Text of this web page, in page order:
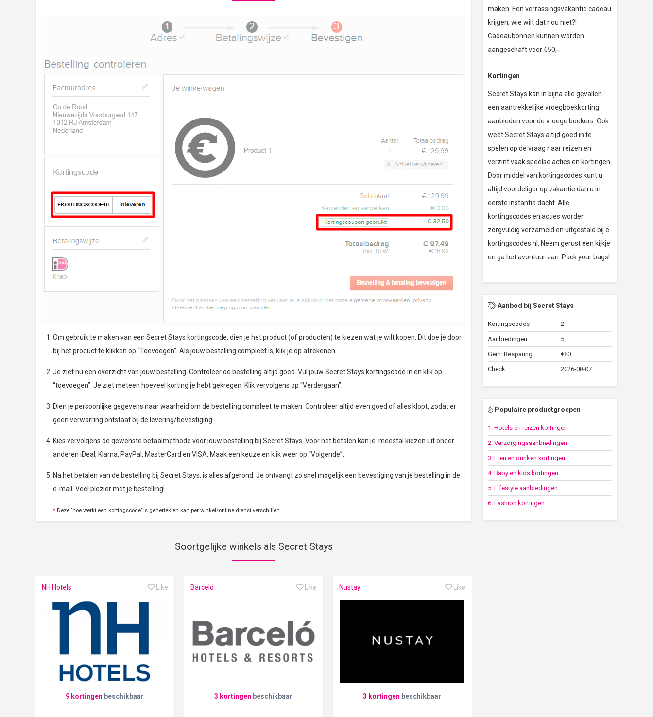
Om gebruik te maken van een Secret Stays kortingscode, dien je het product (of producten) te kiezen wat je wilt kopen. Dit doe je door
bij het product te klikken op “Toevoegen”. Als jouw bestelling compleet is, klik je op afrekenen.
Je ziet nu een overzicht van jouw bestelling. Controleer de bestelling altijd goed. Vul jouw Secret Stays kortingscode in en klik op
“toevoegen”. Je ziet meteen hoeveel korting je hebt gekregen. Klik vervolgens op “Verdergaan”.
Dien je persoonlijke gegevens naar waarheid om de bestelling compleet te maken. Controleer altijd even goed of alles klopt, zodat er
geen verwarring ontstaat bij de levering/bevestiging.
Kies vervolgens de gewenste betaalmethode voor jouw bestelling bij Secret Stays. Voor het betalen kan je meestal kiezen uit onder
anderen iDeal, Klarna, PayPal, MasterCard en VISA. Maak een keuze en klik weer op “Volgende”.
Na het betalen van de bestelling bij Secret Stays, is alles afgerond. Je ontvangt zo snel mogelijk een bevestiging van je bestelling in de
e-mail. Veel plezier met je bestelling!
* Deze ‘hoe werkt een kortingscode’ is generiek en kan per winkel/online dienst verschillen
Soortgelijke winkels als Secret Stays
NH Hotels Like
9 kortingen beschikbaar
Barceló Like
3 kortingen beschikbaar
Nustay Like
3 kortingen beschikbaar
maken. Een verrassingsvakantie cadeau
krijgen, wie wilt dat nou niet?!
Cadeaubonnen kunnen worden
aangeschaft voor €50,-.
Kortingen
Secret Stays kan in bijna alle gevallen
een aantrekkelijke vroegboekkorting
aanbieden voor de vroege boekers. Ook
weet Secret Stays altijd goed in te
spelen op de vraag naar reizen en
verzint vaak speelse acties en kortingen.
Door middel van kortingscodes kunt u
altijd voordeliger op vakantie dan u in
eerste instantie dacht. Alle
kortingscodes en acties worden
zorgvuldig verzameld en uitgestald bij e-
kortingscodes.nl. Neem gerust een kijkje
en ga het avontuur aan. Pack your bags!
Aanbod bij Secret Stays
Kortingscodes 2
Aanbiedingen 5
Gem. Besparing €80
Check 2026-08-07
Populaire productgroepen
1. Hotels en reizen kortingen
2. Verzorgingsaanbiedingen
3. Eten en drinken kortingen
4. Baby en kids kortingen
5. Lifestyle aanbiedingen
6. Fashion kortingen